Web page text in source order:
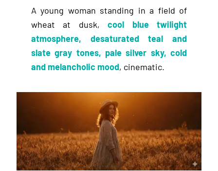
A young woman standing in a field of
wheat at dusk,cool blue twilight
atmosphere, desaturated teal and
slate gray tones, pale silver sky, cold
and melancholic mood, cinematic.